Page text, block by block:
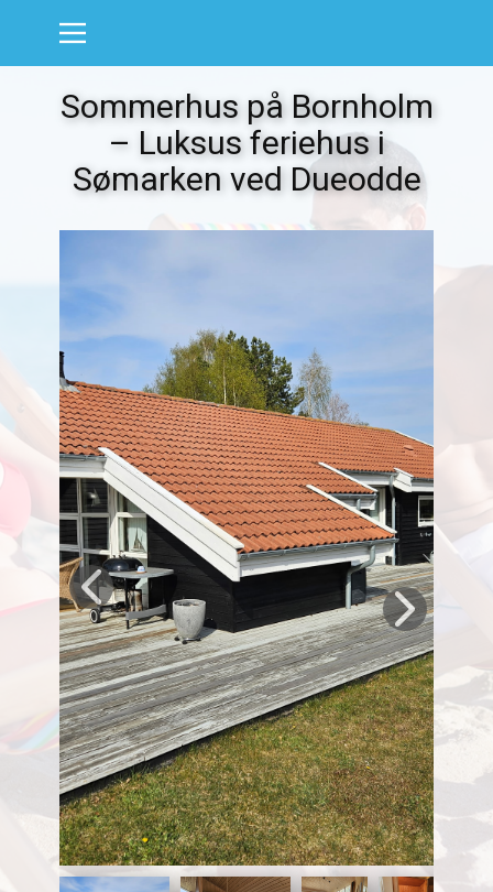
Sommerhus på Bornholm
– Luksus feriehus i
Sømarken ved Dueodde